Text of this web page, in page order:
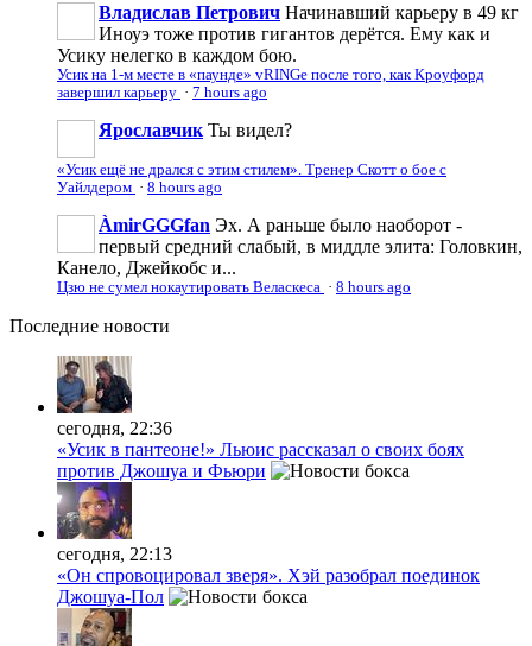
Владислав Петрович Начинавший карьеру в 49 кг
Иноуэ тоже против гигантов дерётся. Ему как и
Усику нелегко в каждом бою.
Усик на 1-м месте в «паунде» vRINGe после того, как Кроуфорд
завершил карьеру · 7 hours ago
Ярославчик Ты видел?
«Усик ещё не дрался с этим стилем». Тренер Скотт о бое с
Уайлдером · 8 hours ago
ÀmirGGGfan Эх. А раньше было наоборот -
первый средний слабый, в миддле элита: Головкин,
Канело, Джейкобс и...
Цзю не сумел нокаутировать Веласкеса · 8 hours ago
Последние новости
сегодня, 22:36
«Усик в пантеоне!» Льюис рассказал о своих боях
против Джошуа и Фьюри
сегодня, 22:13
«Он спровоцировал зверя». Хэй разобрал поединок
Джошуа-Пол